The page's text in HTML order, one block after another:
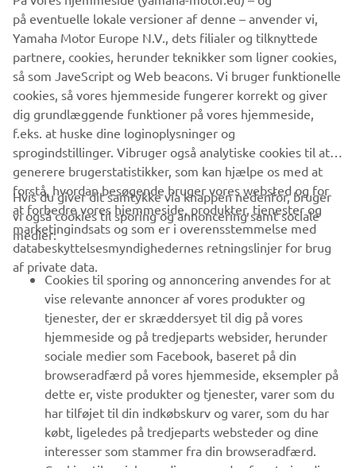
designed as the ideal everyday bike for all riders, young
and old.
DISCOVER THE NEW YAMAHA EBIKES
VIRKSOMHED
B2B
MERE YAMAHA
SUPPORT
NYHEDSBREV
Vær den første til at få besked om de seneste tilbud, særlige
arrangementer, nye udgivelser og meget mere.
på eventuelle lokale versioner af denne – anvender vi,
Yamaha Motor Europe N.V., dets filialer og tilknyttede
partnere, cookies, herunder teknikker som ligner cookies,
så som JaveScript og Web beacons. Vi bruger funktionelle
cookies, så vores hjemmeside fungerer korrekt og giver
dig grundlæggende funktioner på vores hjemmeside,
f.eks. at huske dine loginoplysninger og
sprogindstillinger. Vibruger også analytiske cookies til at
generere brugerstatistikker, som kan hjælpe os med at
forstå, hvordan besøgende bruger vores websted og for
at forbedre vores hjemmeside, produkter, tjenester og
marketingindsats og som er i overensstemmelse med
databeskyttelsesmyndighedernes retningslinjer for brug
af private data.
Hvis du giver dit samtykke via knappen nedenfor, bruger
vi også cookies til sporing og annoncering samt sociale
medier:
Cookies til sporing og annoncering anvendes for at
vise relevante annoncer af vores produkter og
tjenester, der er skræddersyet til dig på vores
hjemmeside og på tredjeparts websider, herunder
sociale medier som Facebook, baseret på din
browseradfærd på vores hjemmeside, eksempler på
dette er, viste produkter og tjenester, varer som du
har tilføjet til din indkøbskurv og varer, som du har
købt, ligeledes på tredjeparts websteder og dine
interesser som stammer fra din browseradfærd.